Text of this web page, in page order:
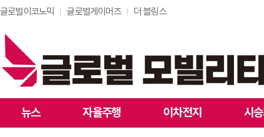
글로벌이코노믹 글로벌게이머즈 더 블링스
뉴스 자율주행 이차전지 시